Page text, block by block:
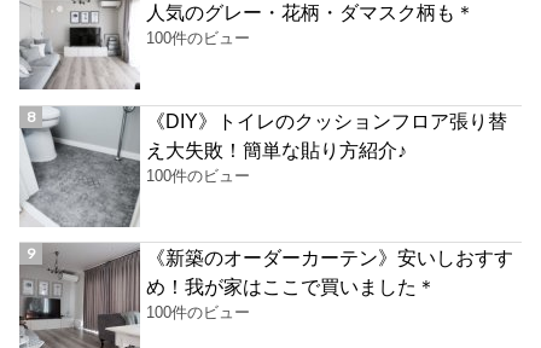
人気のグレー・花柄・ダマスク柄も＊
100件のビュー
《DIY》トイレのクッションフロア張り替
え大失敗！簡単な貼り方紹介♪
100件のビュー
《新築のオーダーカーテン》安いしおすす
め！我が家はここで買いました＊
100件のビュー